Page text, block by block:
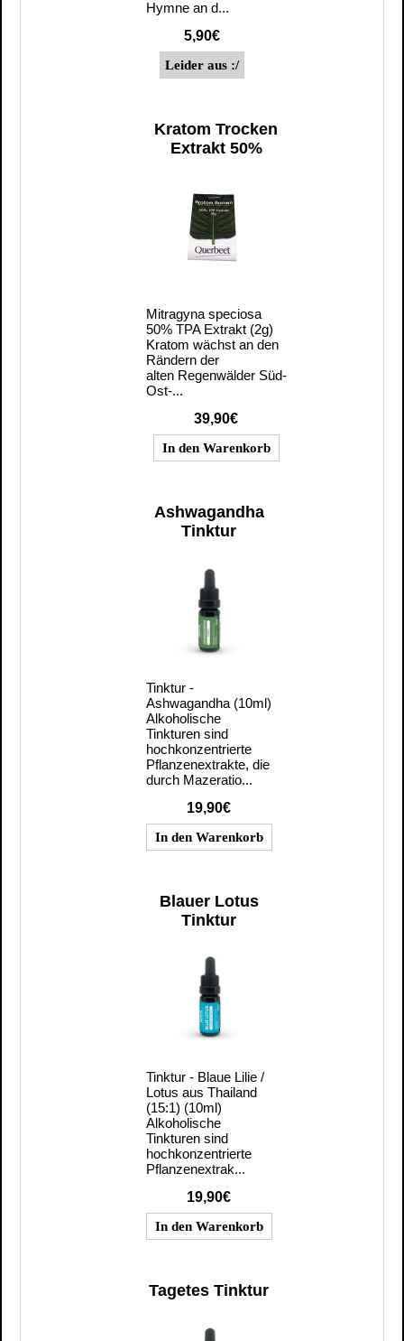
Hymne an d...
5,90€
Kratom Trocken
Extrakt 50%
Mitragyna speciosa
50% TPA Extrakt (2g)
Kratom wächst an den
Rändern der
alten Regenwälder Süd-
Ost-...
39,90€
Ashwagandha
Tinktur
Tinktur -
Ashwagandha (10ml)
Alkoholische
Tinkturen sind
hochkonzentrierte
Pflanzenextrakte, die
durch Mazeratio...
19,90€
Blauer Lotus
Tinktur
Tinktur - Blaue Lilie /
Lotus aus Thailand
(15:1) (10ml)
Alkoholische
Tinkturen sind
hochkonzentrierte
Pflanzenextrak...
19,90€
Tagetes Tinktur